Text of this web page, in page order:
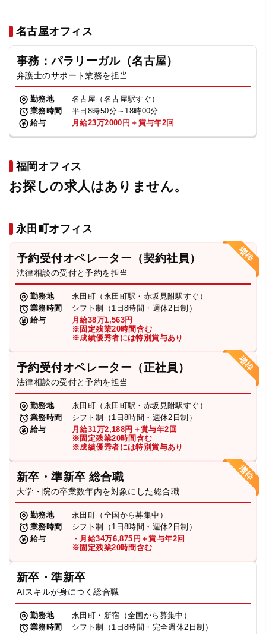
名古屋オフィス
事務：パラリーガル（名古屋）
弁護士のサポート業務を担当
勤務地
名古屋（名古屋駅すぐ）
業務時間
平日8時50分～18時00分
給与
月給23万2000円＋賞与年2回
福岡オフィス
お探しの求人はありません。
永田町オフィス
予約受付オペレーター（契約社員）
法律相談の受付と予約を担当
勤務地
永田町（永田町駅・赤坂見附駅すぐ）
業務時間
シフト制（1日8時間・週休2日制）
給与
月給38万1,563円
※固定残業20時間含む
※成績優秀者には特別賞与あり
予約受付オペレーター（正社員）
法律相談の受付と予約を担当
勤務地
永田町（永田町駅・赤坂見附駅すぐ）
業務時間
シフト制（1日8時間・週休2日制）
給与
月給31万2,188円＋賞与年2回
※固定残業20時間含む
※成績優秀者には特別賞与あり
新卒・準新卒 総合職
大学・院の卒業数年内を対象にした総合職
勤務地
永田町（全国から募集中）
業務時間
シフト制（1日8時間・週休2日制）
給与
・月給34万6,875円＋賞与年2回
※固定残業20時間含む
新卒・準新卒
AIスキルが身につく総合職
勤務地
永田町・新宿（全国から募集中）
業務時間
シフト制（1日8時間・完全週休2日制）